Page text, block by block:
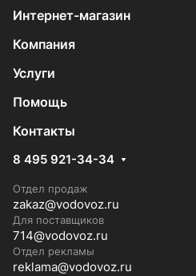
Интернет-магазин
Компания
Услуги
Помощь
Контакты
8 495 921-34-34
Отдел продаж
zakaz@vodovoz.ru
Для поставщиков
714@vodovoz.ru
Отдел рекламы
reklama@vodovoz.ru